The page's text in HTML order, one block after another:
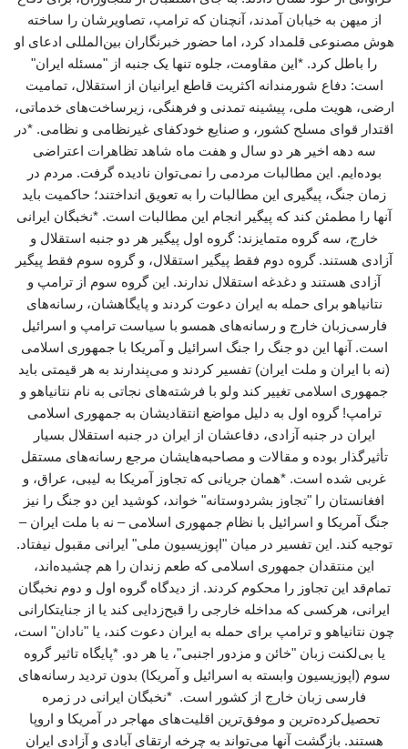
از میهن به خیابان آمدند، آنچنان که ترامپ، تصاویرشان را ساخته
هوش مصنوعی قلمداد کرد، اما حضور خبرنگاران بین‌المللی ادعای او
را باطل کرد. *این مقاومت، جلوه تنها یک جنبه از "مسئله ایران"
است: دفاع شورمندانه اکثریت قاطع ایرانیان از استقلال، تمامیت
ارضی، هویت ملی، پیشینه تمدنی و فرهنگی، زیرساخت‌های خدماتی،
اقتدار قوای مسلح کشور، و صنایع خودکفای غیرنظامی و نظامی. *در
سه دهه اخیر هر دو سال و هفت ماه شاهد تظاهرات اعتراضی
بوده‌ایم. این مطالبات مردمی را نمی‌توان نادیده گرفت. مردم در
زمان جنگ، پیگیری این مطالبات را به تعویق انداختند؛ حاکمیت باید
آنها را مطمئن کند که پیگیر انجام این مطالبات است. *نخبگان ایرانی
خارج، سه گروه متمایزند: گروه اول پیگیر هر دو جنبه استقلال و
آزادی هستند. گروه دوم فقط پیگیر استقلال، و گروه سوم فقط پیگیر
آزادی هستند و دغدغه استقلال ندارند. این گروه سوم از ترامپ و
نتانیاهو برای حمله به ایران دعوت کردند و پایگاهشان، رسانه‌های
فارسی‌زبان خارج و رسانه‌های همسو با سیاست ترامپ و اسرائیل
است. آنها این دو جنگ را جنگ اسرائیل و آمریکا با جمهوری اسلامی
(نه با ایران و ملت ایران) تفسیر کردند و می‌پندارند به هر قیمتی باید
جمهوری اسلامی تغییر کند ولو با فرشته‌های نجاتی به نام نتانیاهو و
ترامپ! گروه اول به دلیل مواضع انتقادیشان به جمهوری اسلامی
ایران در جنبه آزادی، دفاعشان از ایران در جنبه استقلال بسیار
تأثیرگذار بوده و مقالات و مصاحبه‌هایشان مرجع رسانه‌های مستقل
غربی شده است. *همان جریانی که تجاوز آمریکا به لیبی، عراق، و
افغانستان را "تجاوز بشردوستانه" خواند، کوشید این دو جنگ را نیز
جنگ آمریکا و اسرائیل با نظام جمهوری اسلامی – نه با ملت ایران –
توجیه کند. این تفسیر در میان "اپوزیسیون ملی" ایرانی مقبول نیفتاد.
این منتقدان جمهوری اسلامی که طعم زندان را هم چشیده‌اند،
تمام‌قد این تجاوز را محکوم کردند. از دیدگاه گروه اول و دوم نخبگان
ایرانی، هرکسی که مداخله خارجی را قبح‌زدایی کند یا از جنایتکارانی
چون نتانیاهو و ترامپ برای حمله به ایران دعوت کند، یا "نادان" است،
یا بی‌لکنت زبان "خائن و مزدور اجنبی"، یا هر دو. *پایگاه تاثیر گروه
سوم (اپوزیسیون وابسته به اسرائیل و آمریکا) بدون تردید رسانه‌های
فارسی زبان خارج از کشور است. *نخبگان ایرانی در زمره
تحصیل‌کرده‌ترین و موفق‌ترین اقلیت‌های مهاجر در آمریکا و اروپا
هستند. بازگشت آنها می‌تواند به چرخه ارتقای آبادی و آزادی ایران